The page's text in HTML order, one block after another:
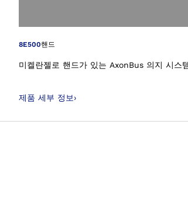
갤러리 보기
8E500핸드
미켈란젤로 핸드가 있는 AxonBus 의지 시스
제품 세부 정보›